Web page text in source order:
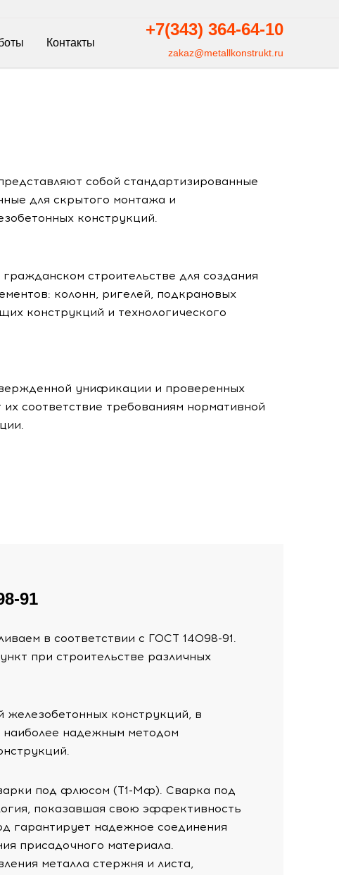
Контакты
+7(343) 364-64-10
zakaz@metallkonstrukt.ru
собой стандартизированные
для скрытого монтажа и
конструкций.
строительстве для создания
колонн, ригелей, подкрановых
конструкций и технологического
унификации и проверенных
соответствие требованиям нормативной
91
в соответствии с ГОСТ 14098-91.
при строительстве различных
железобетонных конструкций, в
наиболее надежным методом
под флюсом (Т1-Мф). Сварка под
показавшая свою эффективность
гарантирует надежное соединения
присадочного материала.
металла стержня и листа,